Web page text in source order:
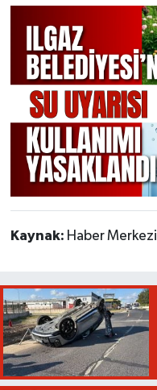
Kaynak: Haber Merkezi